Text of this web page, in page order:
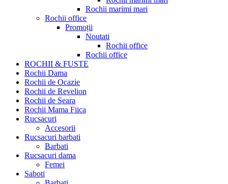
Rochii marimi mari
Rochii office
Promoții
Noutati
Rochii office
Rochii office
ROCHII & FUSTE
Rochii Dama
Rochii de Ocazie
Rochii de Revelion
Rochii de Seara
Rochii Mama Fiica
Rucsacuri
Accesorii
Rucsacuri barbati
Barbati
Rucsacuri dama
Femei
Saboti